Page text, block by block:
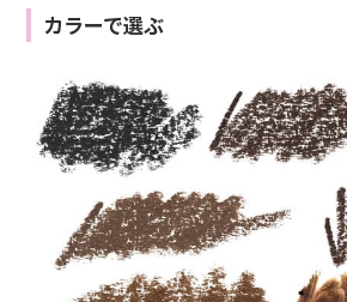
カラーで選ぶ